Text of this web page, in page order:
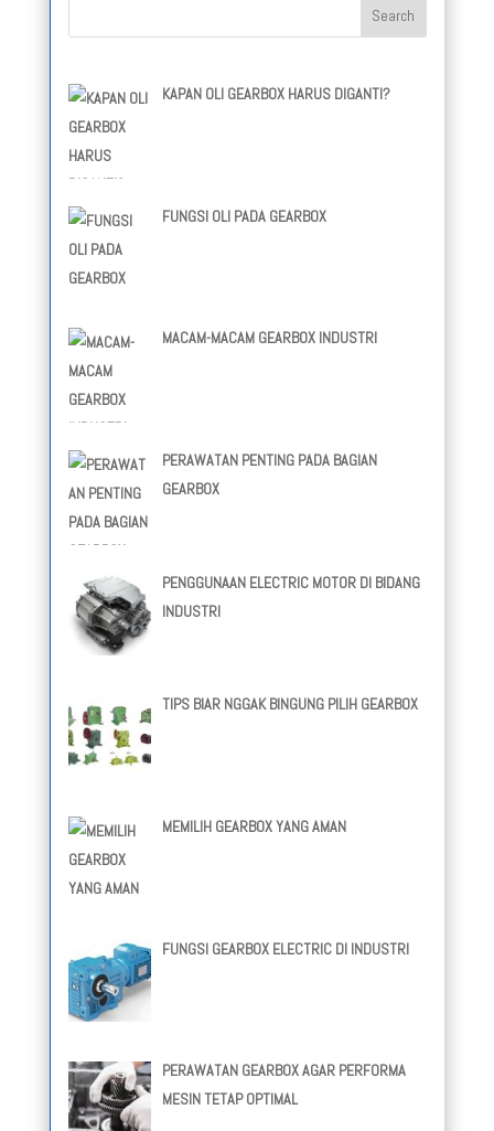
KAPAN OLI GEARBOX HARUS DIGANTI?
FUNGSI OLI PADA GEARBOX
MACAM-MACAM GEARBOX INDUSTRI
PERAWATAN PENTING PADA BAGIAN
GEARBOX
PENGGUNAAN ELECTRIC MOTOR DI BIDANG
INDUSTRI
TIPS BIAR NGGAK BINGUNG PILIH GEARBOX
MEMILIH GEARBOX YANG AMAN
FUNGSI GEARBOX ELECTRIC DI INDUSTRI
PERAWATAN GEARBOX AGAR PERFORMA
MESIN TETAP OPTIMAL